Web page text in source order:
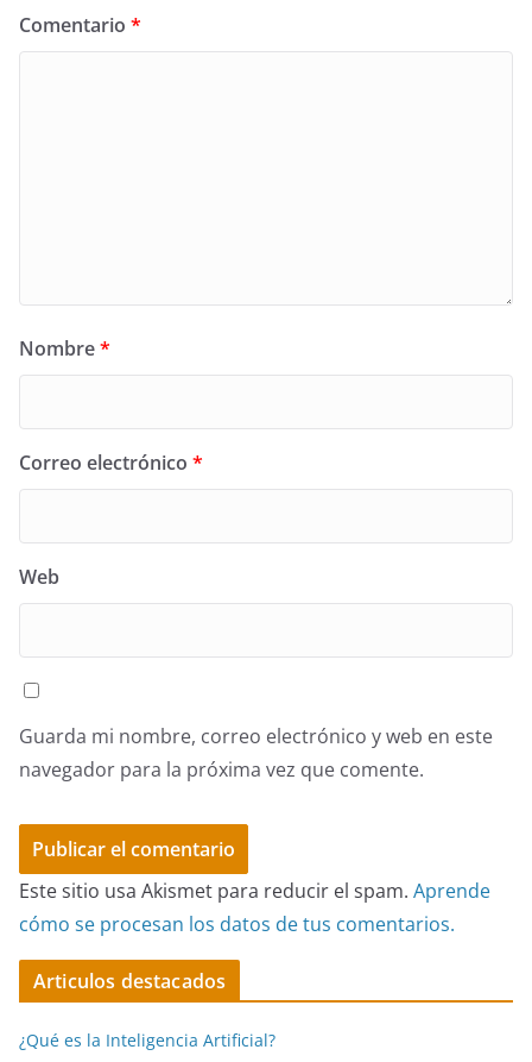
Comentario *
Nombre*
Correo electrónico *
Web
Guarda mi nombre, correo electrónico y web en este
navegador para la próxima vez que comente.
Este sitio usa Akismet para reducir el spam. Aprende
cómo se procesan los datos de tus comentarios.
Articulos destacados
¿Qué es la Inteligencia Artificial?